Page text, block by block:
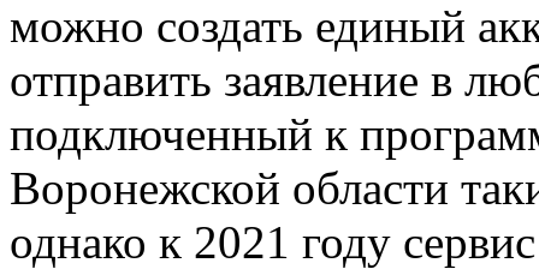
можно создать единый
отправить заявление в
подключенный к
Воронежской области
однако к 2021 году